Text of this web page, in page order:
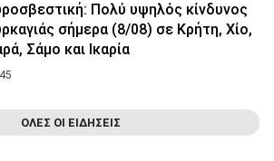
Πολύ υψηλός κίνδυνος
σήμερα (8/08) σε Κρήτη, Χίο,
Σάμο και Ικαρία
ΟΛΕΣ ΟΙ ΕΙΔΗΣΕΙΣ